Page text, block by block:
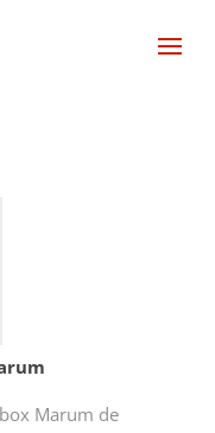
Marum de